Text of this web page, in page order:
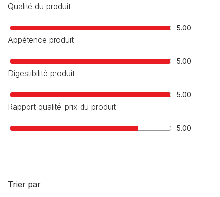
Qualité du produit
5.00
Appétence produit
5.00
Digestibilité produit
5.00
Rapport qualité-prix du produit
5.00
Trier par